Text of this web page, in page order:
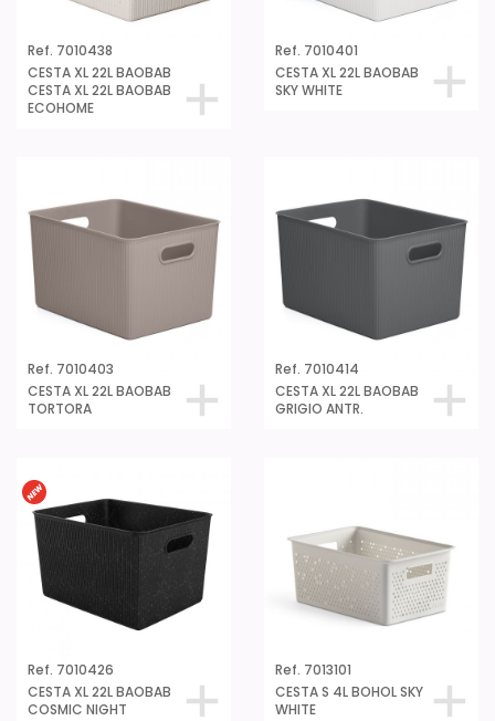
Ref. 7010438
CESTA XL 22L BAOBAB
CESTA XL 22L BAOBAB
ECOHOME
Ref. 7010401
CESTA XL 22L BAOBAB
SKY WHITE
Ref. 7010403
CESTA XL 22L BAOBAB
TORTORA
Ref. 7010414
CESTA XL 22L BAOBAB
GRIGIO ANTR.
Ref. 7010426
CESTA XL 22L BAOBAB
COSMIC NIGHT
Ref. 7013101
CESTA S 4L BOHOL SKY
WHITE